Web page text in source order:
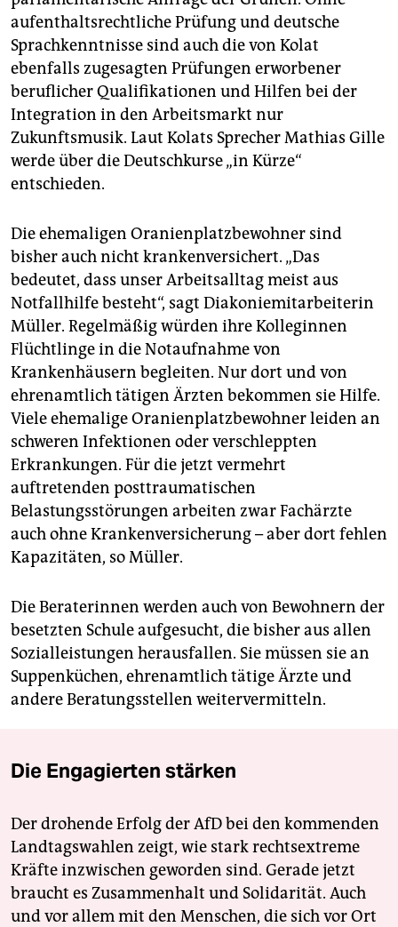
aufenthaltsrechtliche Prüfung und deutsche
Sprachkenntnisse sind auch die von Kolat
ebenfalls zugesagten Prüfungen erworbener
beruflicher Qualifikationen und Hilfen bei der
Integration in den Arbeitsmarkt nur
Zukunftsmusik. Laut Kolats Sprecher Mathias Gille
werde über die Deutschkurse „in Kürze“
entschieden.
Die ehemaligen Oranienplatzbewohner sind
bisher auch nicht krankenversichert. „Das
bedeutet, dass unser Arbeitsalltag meist aus
Notfallhilfe besteht“, sagt Diakoniemitarbeiterin
Müller. Regelmäßig würden ihre Kolleginnen
Flüchtlinge in die Notaufnahme von
Krankenhäusern begleiten. Nur dort und von
ehrenamtlich tätigen Ärzten bekommen sie Hilfe.
Viele ehemalige Oranienplatzbewohner leiden an
schweren Infektionen oder verschleppten
Erkrankungen. Für die jetzt vermehrt
auftretenden posttraumatischen
Belastungsstörungen arbeiten zwar Fachärzte
auch ohne Krankenversicherung – aber dort fehlen
Kapazitäten, so Müller.
Die Beraterinnen werden auch von Bewohnern der
besetzten Schule aufgesucht, die bisher aus allen
Sozialleistungen herausfallen. Sie müssen sie an
Suppenküchen, ehrenamtlich tätige Ärzte und
andere Beratungsstellen weitervermitteln.
Die Engagierten stärken
Der drohende Erfolg der AfD bei den kommenden
Landtagswahlen zeigt, wie stark rechtsextreme
Kräfte inzwischen geworden sind. Gerade jetzt
braucht es Zusammenhalt und Solidarität. Auch
und vor allem mit den Menschen, die sich vor Ort